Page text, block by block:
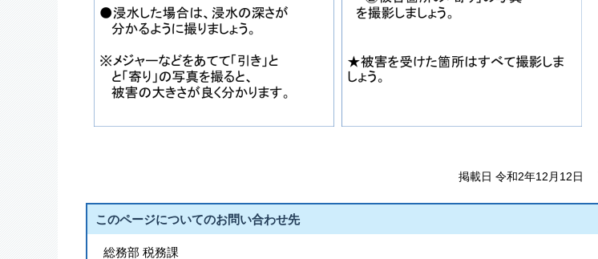
掲載日 令和2年12月12日
このページについてのお問い合わせ先
総務部 税務課